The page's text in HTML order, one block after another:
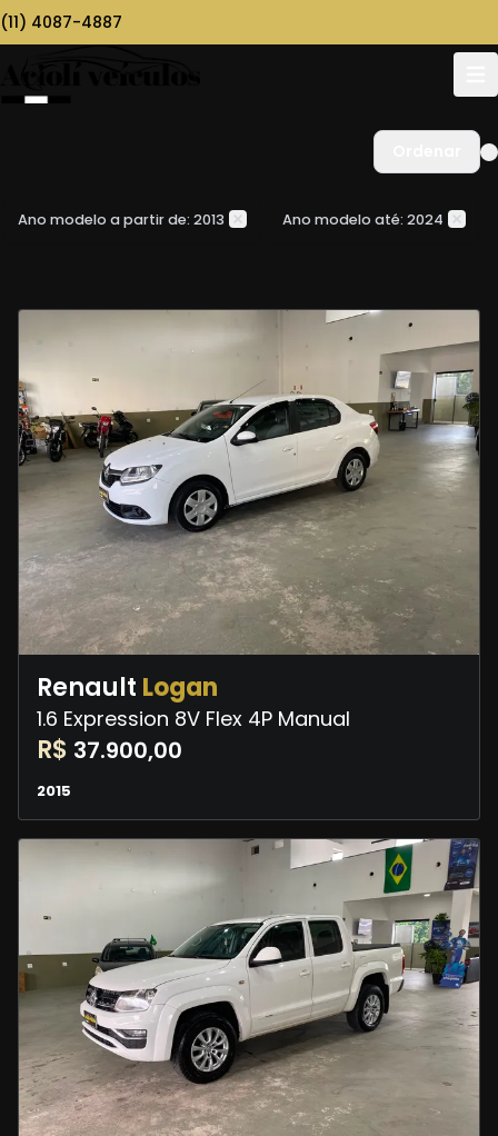
(11) 4087-4887
Ano modelo a partir de: 2013 Ano modelo até: 2024
Renault Logan
1.6 Expression 8V Flex 4P Manual
R$ 37.900,00
2015